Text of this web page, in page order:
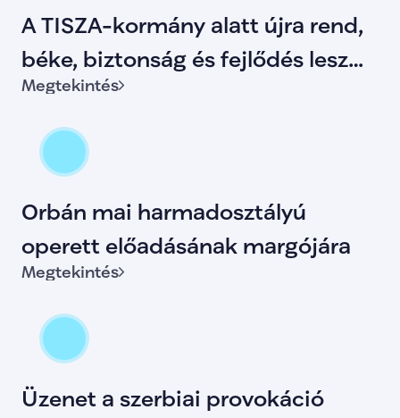
A TISZA-kormány alatt újra rend,
béke, biztonság és fejlődés lesz
Magyarországon.
Megtekintés
Orbán mai harmadosztályú
operett előadásának margójára
Megtekintés
Üzenet a szerbiai provokáció